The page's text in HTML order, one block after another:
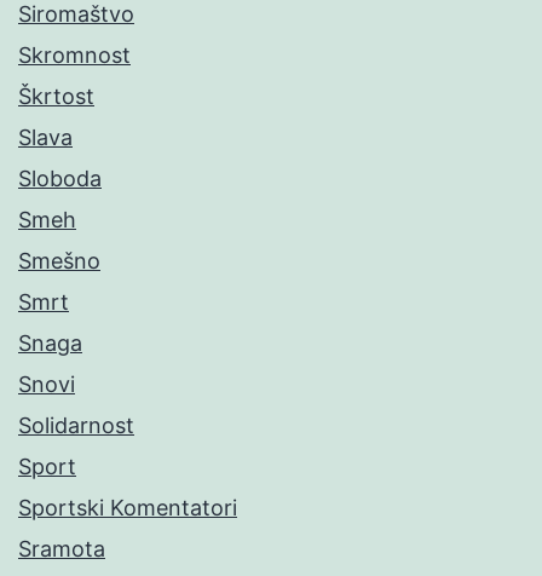
Siromaštvo
Skromnost
Škrtost
Slava
Sloboda
Smeh
Smešno
Smrt
Snaga
Snovi
Solidarnost
Sport
Sportski Komentatori
Sramota